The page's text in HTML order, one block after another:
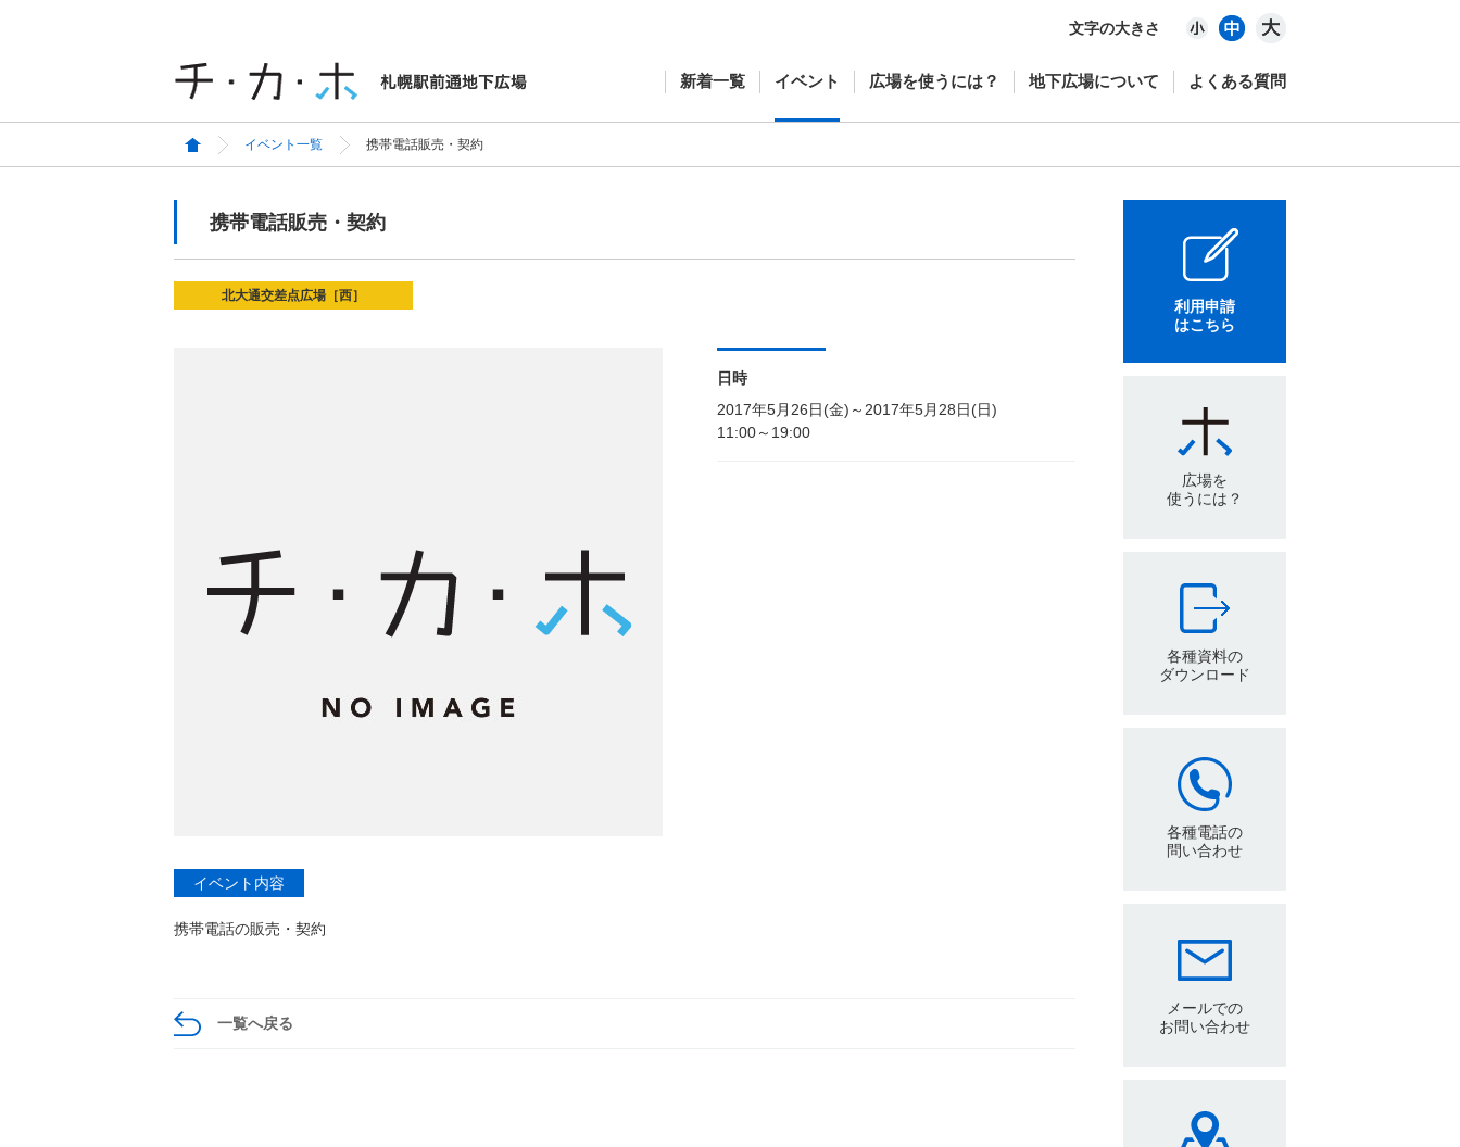
文字の大きさ
新着一覧 イベント 広場を使うには？ 地下広場について よくある質問
イベント一覧 携帯電話販売・契約
携帯電話販売・契約
北大通交差点広場［西］
日時
2017年5月26日(金)～2017年5月28日(日)
11:00～19:00
イベント内容
携帯電話の販売・契約
一覧へ戻る
利用申請
はこちら
広場を
使うには？
各種資料の
ダウンロード
各種電話の
問い合わせ
メールでの
お問い合わせ